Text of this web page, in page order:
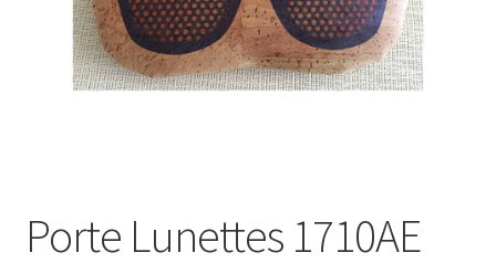
Porte Lunettes 1710AE